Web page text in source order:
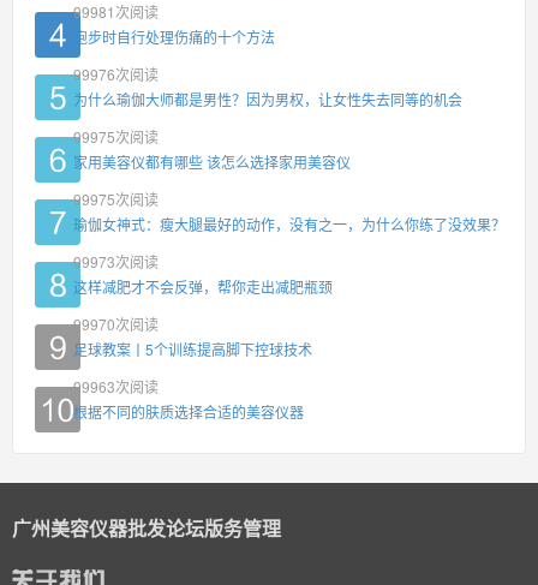
99981 次阅读
跑步时自行处理伤痛的十个方法
99976次阅读
为什么瑜伽大师都是男性？因为男权，让女性失去同等的机会
99975次阅读
家用美容仪都有哪些 该怎么选择家用美容仪
99975次阅读
瑜伽女神式：瘦大腿最好的动作，没有之一，为什么你练了没效果？
99973次阅读
这样减肥才不会反弹，帮你走出减肥瓶颈
99970次阅读
足球教案丨5个训练提高脚下控球技术
99963次阅读
根据不同的肤质选择合适的美容仪器
广州美容仪器批发论坛版务管理